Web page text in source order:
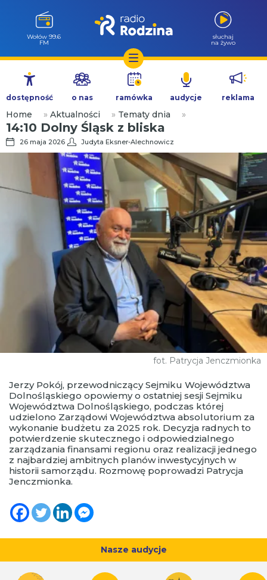
Przejdź
treści
Wołów 99.6
FM
słuchaj
na żywo
dostępność o nas ramówka audycje reklama
Home » Aktualności » Tematy dnia »
14:10 Dolny Śląsk z bliska
26 maja 2026 Judyta Eksner-Alechnowicz
fot. Patrycja Jenczmionka
Jerzy Pokój, przewodniczący Sejmiku Województwa
Dolnośląskiego opowiemy o ostatniej sesji Sejmiku
Województwa Dolnośląskiego, podczas której
udzielono Zarządowi Województwa absolutorium za
wykonanie budżetu za 2025 rok. Decyzja radnych to
potwierdzenie skutecznego i odpowiedzialnego
zarządzania finansami regionu oraz realizacji jednego
z najbardziej ambitnych planów inwestycyjnych w
historii samorządu. Rozmowę poprowadzi Patrycja
Jenczmionka.
Nasze audycje